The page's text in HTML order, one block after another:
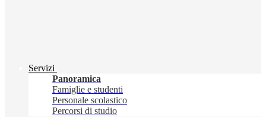
Servizi
Panoramica
Famiglie e studenti
Personale scolastico
Percorsi di studio